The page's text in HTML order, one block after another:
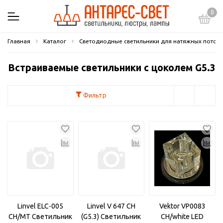
0
Главная Каталог Светодиодные светильники для натяжных
Встраиваемые светильники с цоколем G5.3
Фильтр
Linvel ELC-005
CH/MT Светильник
Linvel V 647 CH
(G5.3) Светильник
Vektor VP0083
CH/white LED